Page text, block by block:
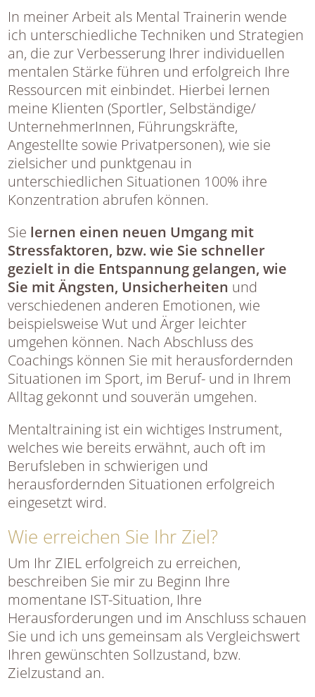
In meiner Arbeit als Mental Trainerin wende
ich unterschiedliche Techniken und Strategien
an, die zur Verbesserung Ihrer individuellen
mentalen Stärke führen und erfolgreich Ihre
Ressourcen mit einbindet. Hierbei lernen
meine Klienten (Sportler, Selbständige/
UnternehmerInnen, Führungskräfte,
Angestellte sowie Privatpersonen), wie sie
zielsicher und punktgenau in
unterschiedlichen Situationen 100% ihre
Konzentration abrufen können.
Sie lernen einen neuen Umgang mit
Stressfaktoren, bzw. wie Sie schneller
gezielt in die Entspannung gelangen, wie
Sie mit Ängsten, Unsicherheiten und
verschiedenen anderen Emotionen, wie
beispielsweise Wut und Ärger leichter
umgehen können. Nach Abschluss des
Coachings können Sie mit herausfordernden
Situationen im Sport, im Beruf- und in Ihrem
Alltag gekonnt und souverän umgehen.
Mentaltraining ist ein wichtiges Instrument,
welches wie bereits erwähnt, auch oft im
Berufsleben in schwierigen und
herausfordernden Situationen erfolgreich
eingesetzt wird.
Wie erreichen Sie Ihr Ziel?
Um Ihr ZIEL erfolgreich zu erreichen,
beschreiben Sie mir zu Beginn Ihre
momentane IST-Situation, Ihre
Herausforderungen und im Anschluss schauen
Sie und ich uns gemeinsam als Vergleichswert
Ihren gewünschten Sollzustand, bzw.
Zielzustand an.